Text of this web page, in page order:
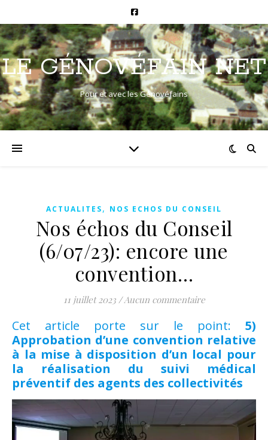
LE GÉNOVÉFAIN NET
Pour et avec les Génovéfains
ACTUALITES, NOS ECHOS DU CONSEIL
Nos échos du Conseil
(6/07/23): encore une
convention…
11 juillet 2023 /Aucun commentaire
Cet article porte sur le point: 5)
Approbation d’une convention relative
à la mise à disposition d’un local pour
la réalisation du suivi médical
préventif des agents des collectivités